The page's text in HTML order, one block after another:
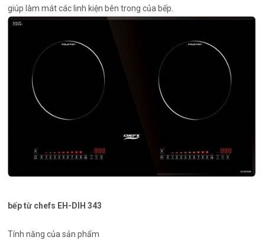
giúp làm mát các linh kiện bên trong của bếp.
bếp từ chefs EH-DIH 343
Tính năng của sản phẩm